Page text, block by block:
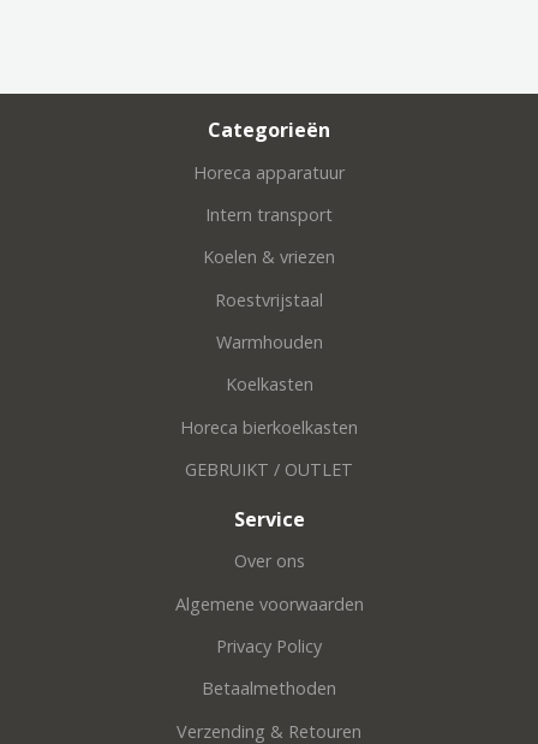
Categorieën
Horeca apparatuur
Intern transport
Koelen & vriezen
Roestvrijstaal
Warmhouden
Koelkasten
Horeca bierkoelkasten
GEBRUIKT / OUTLET
Service
Over ons
Algemene voorwaarden
Privacy Policy
Betaalmethoden
Verzending & Retouren